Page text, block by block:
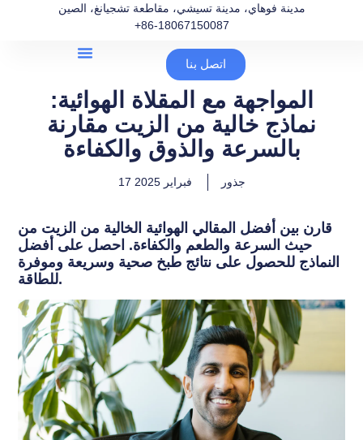
مدينة فوهاي، مدينة تسيشي، مقاطعة تشجيانغ، الصين
+86-18067150087
اتصل بنا
المواجهة مع المقلاة الهوائية:
نماذج خالية من الزيت مقارنة
بالسرعة والذوق والكفاءة
جذور
قارن بين أفضل المقالي الهوائية الخالية من الزيت من
حيث السرعة والطعم والكفاءة. احصل على أفضل
النماذج للحصول على نتائج طبخ صحية وسريعة وموفرة
للطاقة.